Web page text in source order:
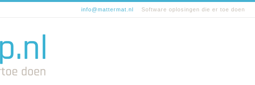
info@mattermat.nl Software oplosingen die er toe doen